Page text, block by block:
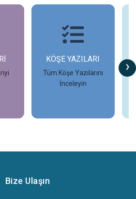
›
KÖŞE YAZILARI
Tüm Köşe Yazılarını
İnceleyin
Bize Ulaşın